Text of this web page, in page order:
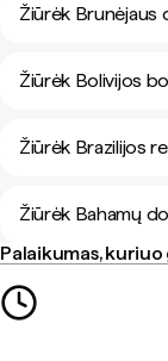
Žiūrėk Brunėjaus
Žiūrėk Bolivijos
Žiūrėk Brazilijos
Žiūrėk Bahamų
Palaikumas,